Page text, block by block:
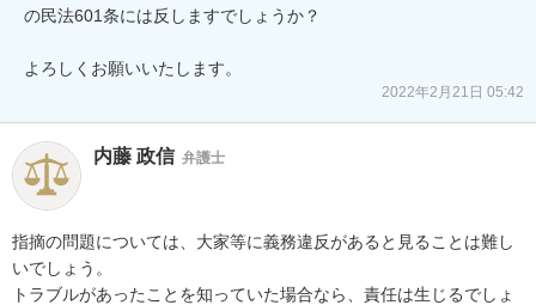
の民法601条には反しますでしょうか？
2022年2月21日 05:42
内藤 政信 弁護士
指摘の問題については、大家等に義務違反があると見ることは難し
いでしょう。
トラブルがあったことを知っていた場合なら、責任は生じるでしょ